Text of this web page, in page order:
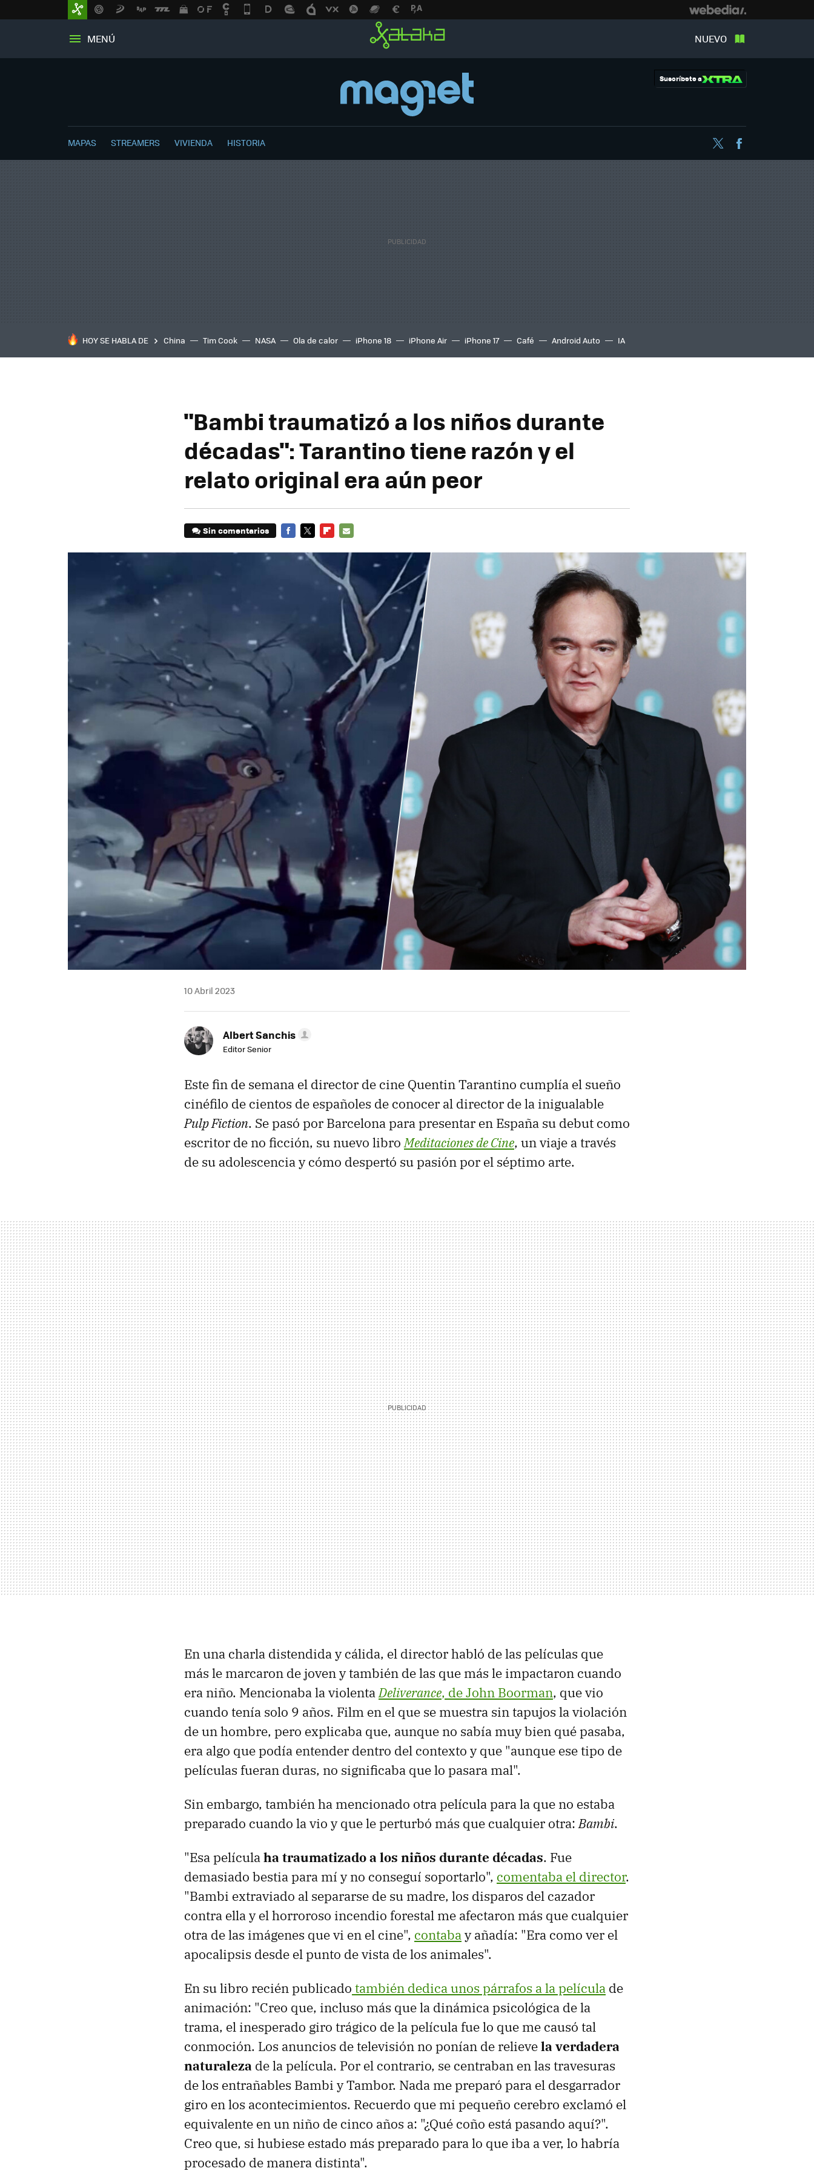
MENÚ NUEVO
Suscríbete a
MAPAS STREAMERS VIVIENDA HISTORIA Twitter
HOY SE HABLA DE China Tim Cook NASA Ola de calor iPhone 18 iPhone Air iPhone 17 Café Android Auto IA
"Bambi traumatizó a los niños durante
décadas": Tarantino tiene razón y el
relato original era aún peor
Sin comentarios
MAIL
10 Abril 2023
Albert Sanchis
Editor Senior
Este fin de semana el director de cine Quentin Tarantino cumplía el sueño
cinéfilo de cientos de españoles de conocer al director de la inigualable
Pulp Fiction. Se pasó por Barcelona para presentar en España su debut como
escritor de no ficción, su nuevo libroMeditaciones de Cine, un viaje a través
de su adolescencia y cómo despertó su pasión por el séptimo arte.
En una charla distendida y cálida, el director habló de las películas que
más le marcaron de joven y también de las que más le impactaron cuando
era niño. Mencionaba la violentaDeliverance, de John Boorman, que vio
cuando tenía solo 9 años. Film en el que se muestra sin tapujos la violación
de un hombre, pero explicaba que, aunque no sabía muy bien qué pasaba,
era algo que podía entender dentro del contexto y que "aunque ese tipo de
películas fueran duras, no significaba que lo pasara mal".
Sin embargo, también ha mencionado otra película para la que no estaba
preparado cuando la vio y que le perturbó más que cualquier otra:Bambi.
"Esa películaha traumatizado a los niños durante décadas. Fue
demasiado bestia para mí y no conseguí soportarlo", comentaba el director.
"Bambi extraviado al separarse de su madre, los disparos del cazador
contra ella y el horroroso incendio forestal me afectaron más que cualquier
otra de las imágenes que vi en el cine", contabay añadía: "Era como ver el
apocalipsis desde el punto de vista de los animales".
En su libro recién publicado también dedica unos párrafos a la película de
animación: "Creo que, incluso más que la dinámica psicológica de la
trama, el inesperado giro trágico de la película fue lo que me causó tal
conmoción. Los anuncios de televisión no ponían de relievela verdadera
naturaleza de la película. Por el contrario, se centraban en las travesuras
de los entrañables Bambi y Tambor. Nada me preparó para el desgarrador
giro en los acontecimientos. Recuerdo que mi pequeño cerebro exclamó el
equivalente en un niño de cinco años a: "¿Qué coño está pasando aquí?".
Creo que, si hubiese estado más preparado para lo que iba a ver, lo habría
procesado de manera distinta".